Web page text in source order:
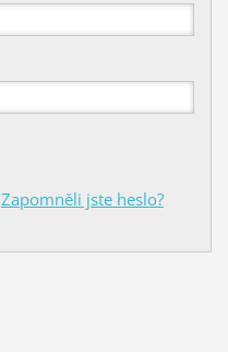
Zapomněli jste heslo?